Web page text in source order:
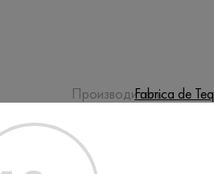
Производитель:
Fabrica de
Бренд: